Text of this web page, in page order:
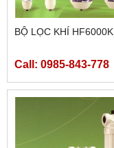
BỘ LỌC KHÍ HF6000K
Call: 0985-843-778